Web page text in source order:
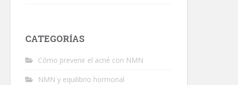
CATEGORÍAS
Cómo prevenir el acné con NMN
NMN y equilibrio hormonal